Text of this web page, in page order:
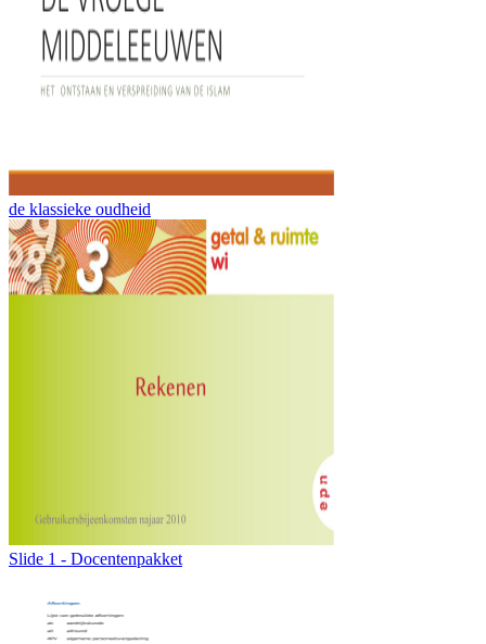
de klassieke oudheid
Slide 1 - Docentenpakket